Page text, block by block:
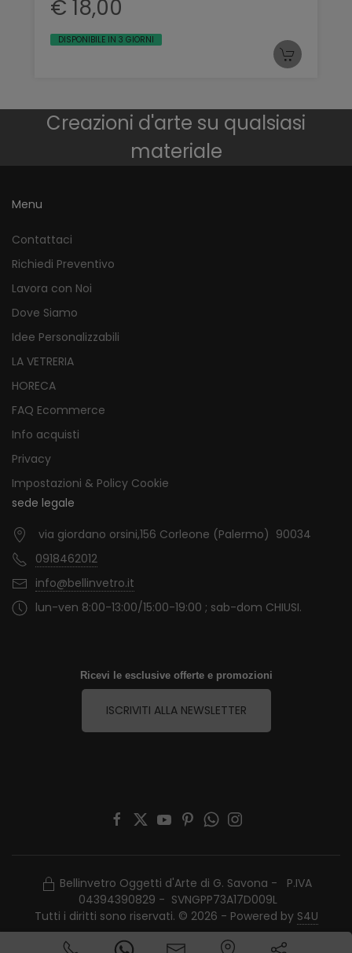
€ 18,00
DISPONIBILE IN 3 GIORNI
Creazioni d'arte su qualsiasi
materiale
Menu
Contattaci
Richiedi Preventivo
Lavora con Noi
Dove Siamo
Idee Personalizzabili
LA VETRERIA
HORECA
FAQ Ecommerce
Info acquisti
Privacy
Impostazioni & Policy Cookie
sede legale
via giordano orsini,156 Corleone (Palermo) 90034
0918462012
info@bellinvetro.it
lun-ven 8:00-13:00/15:00-19:00 ; sab-dom CHIUSI.
Ricevi le esclusive offerte e promozioni
ISCRIVITI ALLA NEWSLETTER
Bellinvetro Oggetti d'Arte di G. Savona - P.IVA
04394390829 - SVNGPP73A17D009L
Tutti i diritti sono riservati. © 2026 - Powered by S4U